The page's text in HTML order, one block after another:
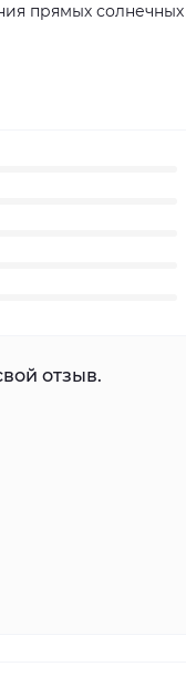
прямых солнечных
отзыв.